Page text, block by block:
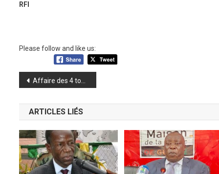
RFI
Please follow and like us:
Navigation
de
l’article
Affaire des 4 tonnes d’or : Tidiane Koita et les responsables de la Banque centrale libérés sous conditions
ARTICLES LIÉS